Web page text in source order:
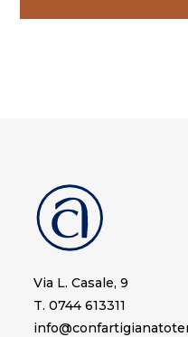
Via L. Casale, 9
T. 0744 613311